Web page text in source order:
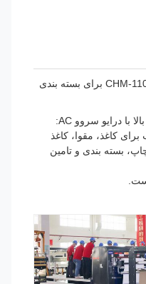
دستگاه برش کاغذ با سرعت بالا CHM-1100 برای بسته بندی
دستگاه برش با سرعت بالا و دقت بالا با درایو سروو AC:
مقوا، کاغذ
بندی و تامین